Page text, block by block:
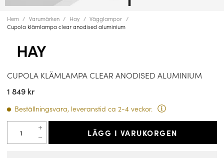
Hem Varumärken Hay
Vägglampor
Cupola klämlampa clear anodised aluminium
CUPOLA KLÄMLAMPA CLEAR ANODISED ALUMINIUM
1 849 kr
Beställningsvara, leveranstid ca 2-4 veckor.
LÄGG I VARUKORGEN